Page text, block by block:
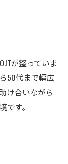
が整っていま
50代まで幅広
け合いながら
す。